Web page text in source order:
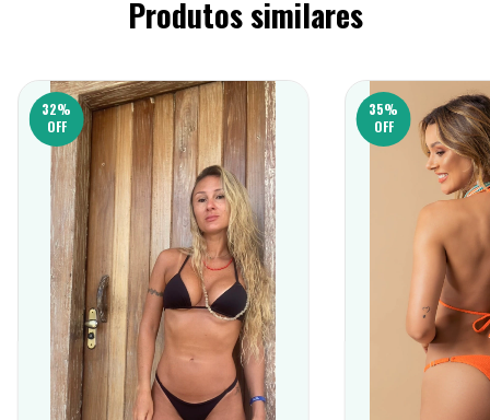
Produtos similares
32%
OFF
35%
OFF